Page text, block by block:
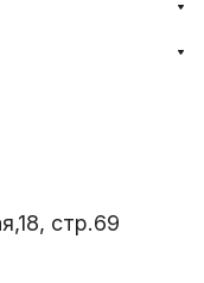
стр.69